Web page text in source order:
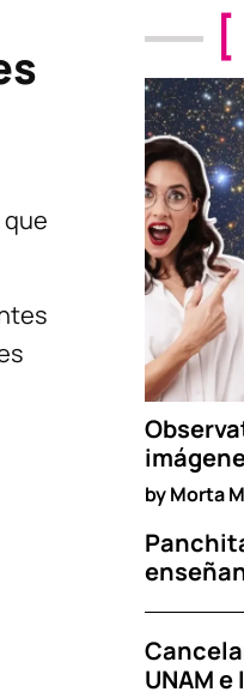
byMorta
UNAM